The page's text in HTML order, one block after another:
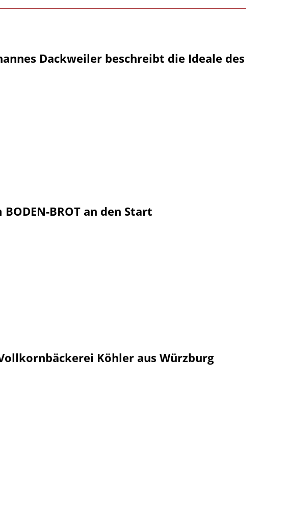
Dackweiler beschreibt die Ideale des
BROT an den Start
Köhler aus Würzburg